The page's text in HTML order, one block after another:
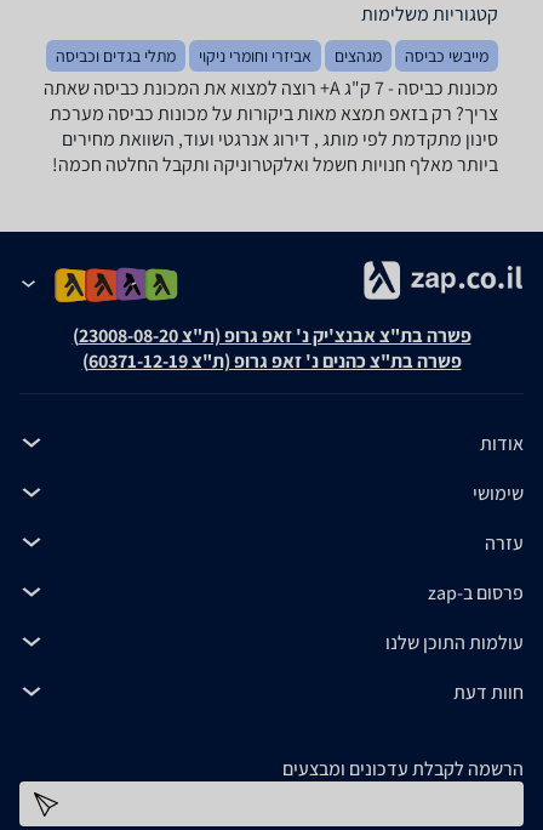
קטגוריות משלימות
מייבשי כביסה מגהצים אביזרי וחומרי ניקוי מתלי בגדים וכביסה
מכונות כביסה - ‏7 ‏ק"ג ‏A+ רוצה למצוא את המכונת כביסה שאתה
צריך? רק בזאפ תמצא מאות ביקורות על מכונות כביסה מערכת
סינון מתקדמת לפי מותג , דירוג אנרגטי ועוד, השוואת מחירים
ביותר מאלף חנויות חשמל ואלקטרוניקה ותקבל החלטה חכמה!
פשרה בת"צ אבנצ'יק נ' זאפ גרופ (ת"צ 23008-08-20)
פשרה בת"צ כהנים נ' זאפ גרופ (ת"צ 60371-12-19)
אודות
שימושי
עזרה
פרסום ב-zap
עולמות התוכן שלנו
חוות דעת
הרשמה לקבלת עדכונים ומבצעים